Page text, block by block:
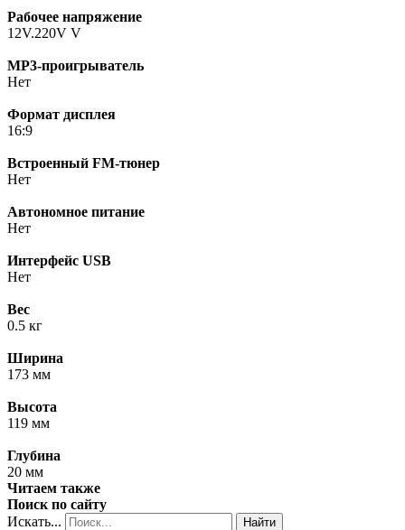
Рабочее напряжение
12V.220V V
MP3-проигрыватель
Нет
Формат дисплея
16:9
Встроенный FM-тюнер
Нет
Автономное питание
Нет
Интерфейс USB
Нет
Вес
0.5 кг
Ширина
173 мм
Высота
119 мм
Глубина
20 мм
Читаем также
Поиск по сайту
Искать...
Найти